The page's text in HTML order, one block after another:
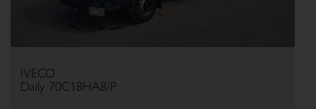
IVECO
Daily 70C18HA8/P